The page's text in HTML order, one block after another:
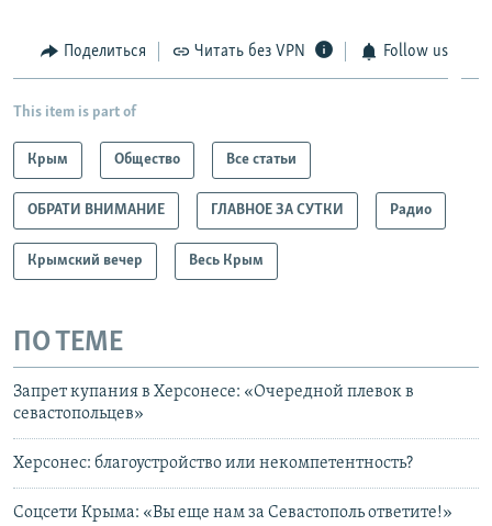
Поделиться Читать без VPN Follow us
This item is part of
Крым Общество Все статьи
ОБРАТИ ВНИМАНИЕ ГЛАВНОЕ ЗА СУТКИ Радио
Крымский вечер Весь Крым
ПО ТЕМЕ
Запрет купания в Херсонесе: «Очередной плевок в
севастопольцев»
Херсонес: благоустройство или некомпетентность?
Соцсети Крыма: «Вы еще нам за Севастополь ответите!»